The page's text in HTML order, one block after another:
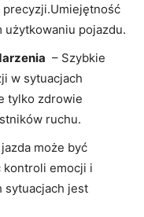
precyzji.Umiejętność⁣
pojazdu.
⁣ – Szybkie
w sytuacjach
tylko zdrowie‍
⁣ruchu.
może być
kontroli emocji i
sytuacjach jest